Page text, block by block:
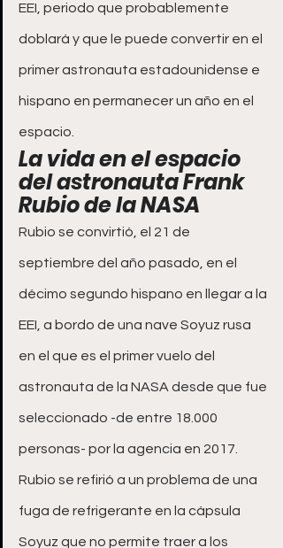
EEI, periodo que probablemente
doblará y que le puede convertir en el
primer astronauta estadounidense e
hispano en permanecer un año en el
espacio.
La vida en el espacio
del astronauta Frank
Rubio de la NASA
Rubio se convirtió, el 21 de
septiembre del año pasado, en el
décimo segundo hispano en llegar a la
EEI, a bordo de una nave Soyuz rusa
en el que es el primer vuelo del
astronauta de la NASA desde que fue
seleccionado -de entre 18.000
personas- por la agencia en 2017.
Rubio se refirió a un problema de una
fuga de refrigerante en la cápsula
Soyuz que no permite traer a los